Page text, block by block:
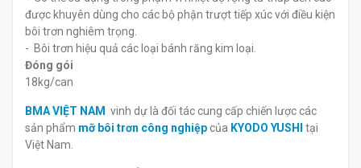
được khuyên dùng cho các bộ phận trượt tiếp xúc với điều kiện
bôi trơn nghiêm trọng.
- Bôi trơn hiệu quả các loại bánh răng kim loại.
Đóng gói
18kg/can
BMA VIỆT NAM vinh dự là đối tác cung cấp chiến lược các
sản phẩm mỡ bôi trơn công nghiệpcủa KYODO YUSHI
tại
Việt Nam.